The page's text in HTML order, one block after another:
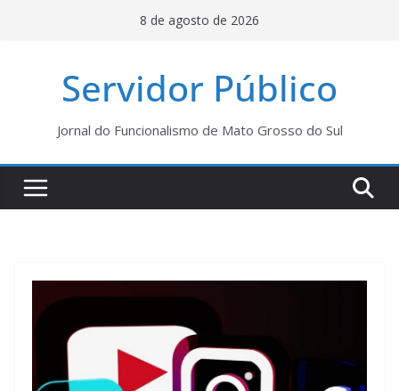
8 de agosto de 2026
Servidor Público
Jornal do Funcionalismo de Mato Grosso do Sul